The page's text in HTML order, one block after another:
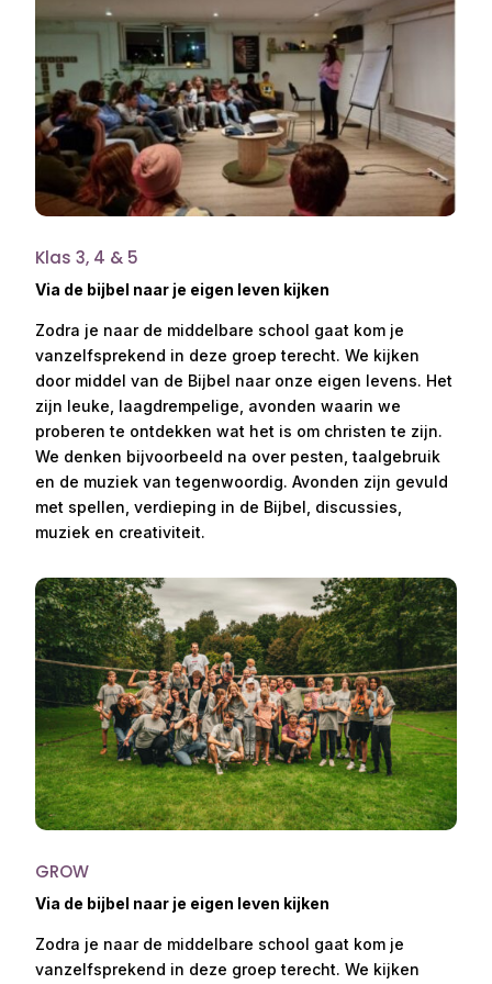
Klas 3, 4 & 5
Via de bijbel naar je eigen leven kijken
Zodra je naar de middelbare school gaat kom je
vanzelfsprekend in deze groep terecht. We kijken
door middel van de Bijbel naar onze eigen levens. Het
zijn leuke, laagdrempelige, avonden waarin we
proberen te ontdekken wat het is om christen te zijn.
We denken bijvoorbeeld na over pesten, taalgebruik
en de muziek van tegenwoordig. Avonden zijn gevuld
met spellen, verdieping in de Bijbel, discussies,
muziek en creativiteit.
GROW
Via de bijbel naar je eigen leven kijken
Zodra je naar de middelbare school gaat kom je
vanzelfsprekend in deze groep terecht. We kijken